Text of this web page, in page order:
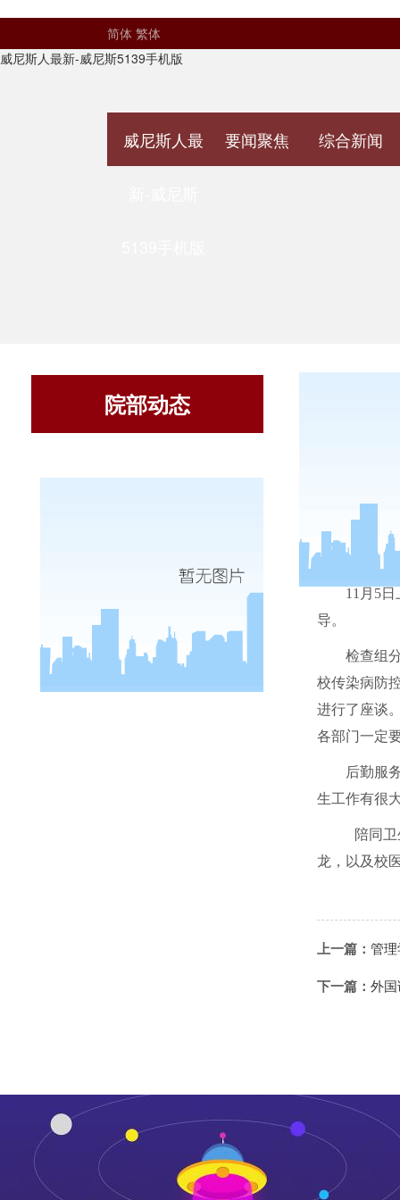
简体 繁体
威尼斯人最新-威尼斯5139手机版
威尼斯人最 要闻聚焦 综合新闻
院部动态
11 月 5日
导。
检查组
校传染病防
进行了座谈
各部门一定
后勤服
生工作有很
陪同卫
龙，以及校
上一篇： 管
下一篇： 外